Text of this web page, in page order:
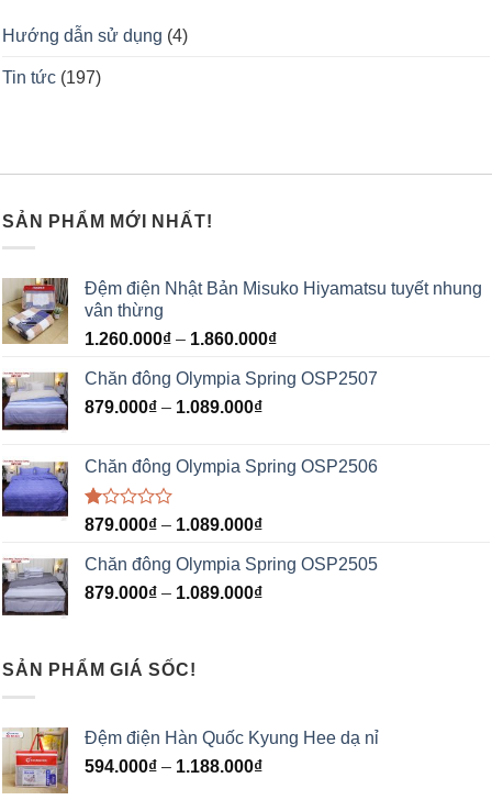
Hướng dẫn sử dụng (4)
Tin tức (197)
SẢN PHẨM MỚI NHẤT!
Đệm điện Nhật Bản Misuko Hiyamatsu tuyết nhung
vân thừng
1.260.000₫ – 1.860.000₫
Chăn đông Olympia Spring OSP2507
879.000₫ – 1.089.000₫
Chăn đông Olympia Spring OSP2506
Được
hạng
1.00
5
879.000₫ – 1.089.000₫
Chăn đông Olympia Spring OSP2505
879.000₫ – 1.089.000₫
SẢN PHẨM GIÁ SỐC!
Đệm điện Hàn Quốc Kyung Hee dạ nỉ
594.000₫ – 1.188.000₫